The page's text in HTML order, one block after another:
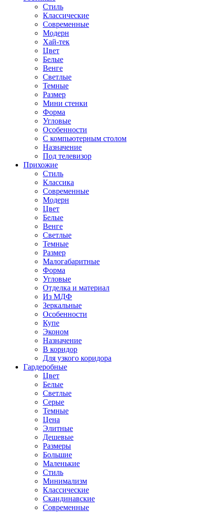
Стиль
Классические
Современные
Модерн
Хай-тек
Цвет
Белые
Венге
Светлые
Темные
Размер
Мини стенки
Форма
Угловые
Особенности
С компьютерным столом
Назначение
Под телевизор
Прихожие
Стиль
Классика
Современные
Модерн
Цвет
Белые
Венге
Светлые
Темные
Размер
Малогабаритные
Форма
Угловые
Отделка и материал
Из МДФ
Зеркальные
Особенности
Купе
Эконом
Назначение
В коридор
Для узкого коридора
Гардеробные
Цвет
Белые
Светлые
Серые
Темные
Цена
Элитные
Дешевые
Размеры
Большие
Маленькие
Стиль
Минимализм
Классические
Скандинавские
Современные